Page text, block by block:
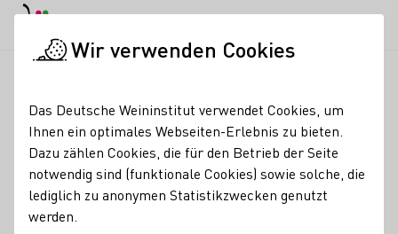
Vor-Weihnachtszauber
Registrierung erforderlich
Wenn es früher dunkel wird und bei kalten Temperaturen
Wir verwenden Cookies
Das Deutsche Weininstitut verwendet Cookies, um
Ihnen ein optimales Webseiten-Erlebnis zu bieten.
Dazu zählen Cookies, die für den Betrieb der Seite
notwendig sind (funktionale Cookies) sowie solche, die
lediglich zu anonymen Statistikzwecken genutzt
werden.